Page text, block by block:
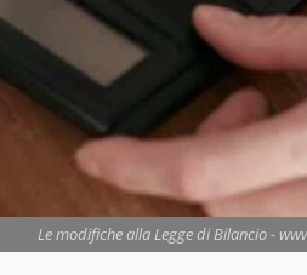
Le modifiche alla Legge di Bilancio -